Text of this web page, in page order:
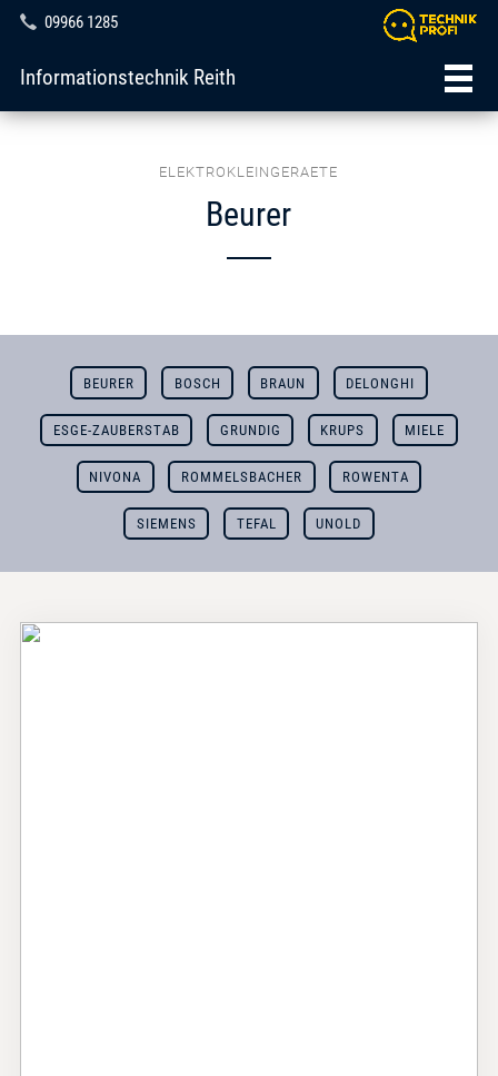
09966 1285
Informationstechnik Reith
ELEKTROKLEINGERAETE
Beurer
BEURER BOSCH BRAUN DELONGHI
ESGE-ZAUBERSTAB GRUNDIG KRUPS MIELE
NIVONA ROMMELSBACHER ROWENTA
SIEMENS TEFAL UNOLD